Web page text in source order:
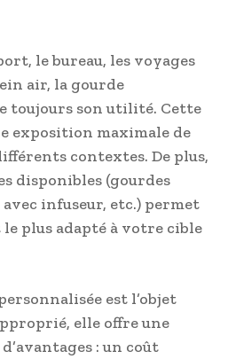
le bureau, les voyages
air, la gourde
toujours son utilité. Cette
exposition maximale de
contextes. De plus,
disponibles (gourdes
infuseur, etc.) permet
plus adapté à votre cible
est l’objet
elle offre une
: un coût